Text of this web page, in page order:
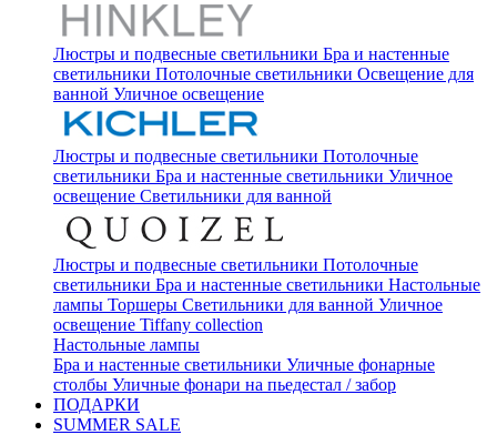
Люстры и подвесные светильники Бра и настенные
светильники Потолочные светильники Освещение для
ванной Уличное освещение
Люстры и подвесные светильники Потолочные
светильники Бра и настенные светильники Уличное
освещение Светильники для ванной
Люстры и подвесные светильники Потолочные
светильники Бра и настенные светильники Настольные
лампы Торшеры Светильники для ванной Уличное
освещение Tiffany collection
Настольные лампы
Бра и настенные светильники Уличные фонарные
столбы Уличные фонари на пьедестал / забор
ПОДАРКИ
SUMMER SALE